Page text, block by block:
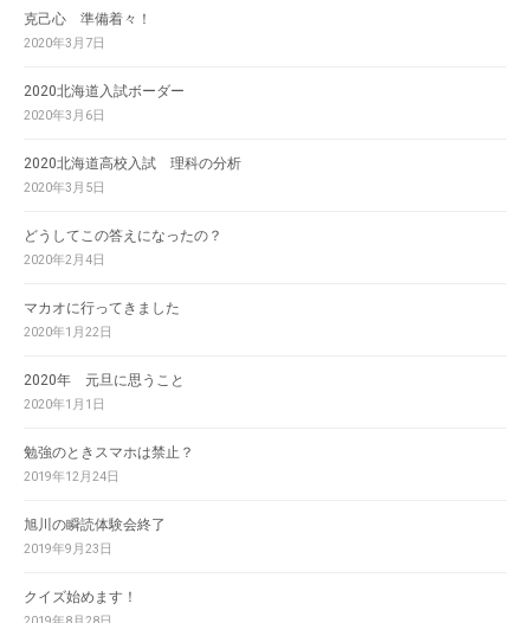
克己心 準備着々！
2020年3月7日
2020北海道入試ボーダー
2020年3月6日
2020北海道高校入試 理科の分析
2020年3月5日
どうしてこの答えになったの？
2020年2月4日
マカオに行ってきました
2020年1月22日
2020年 元旦に思うこと
2020年1月1日
勉強のときスマホは禁止？
2019年12月24日
旭川の瞬読体験会終了
2019年9月23日
クイズ始めます！